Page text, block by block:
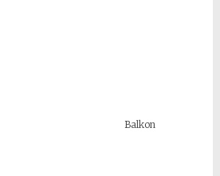
Balkon